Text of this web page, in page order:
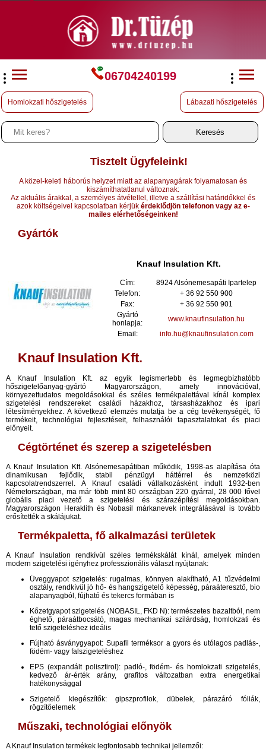
06704240199
Homlokzati hőszigetelés Lábazati hőszigetelés
Tisztelt Ügyfeleink!
A közel-keleti háborús helyzet miatt az alapanyagárak folyamatosan és
kiszámíthatatlanul változnak:
Az aktuális árakkal, a személyes átvétellel, illetve a szállítási határidőkkel és
azok költségeivel kapcsolatban kérjük érdeklődjön telefonon vagy az e-
mailes elérhetőségeinken!
Gyártók
Knauf Insulation Kft.
Cím:
8924 Alsónemesapáti Ipartelep
Telefon:
+ 36 92 550 900
Fax:
+ 36 92 550 901
Gyártó
honlapja:
www.knaufinsulation.hu
Email:
info.hu@knaufinsulation.com
Knauf Insulation Kft.
A Knauf Insulation Kft. az egyik legismertebb és legmegbízhatóbb
hőszigetelőanyag-gyártó Magyarországon, amely innovációval,
környezettudatos megoldásokkal és széles termékpalettával kínál komplex
szigetelési rendszereket családi házakhoz, társasházakhoz és ipari
létesítményekhez. A következő elemzés mutatja be a cég tevékenységét, fő
termékeit, technológiai fejlesztéseit, felhasználói tapasztalatokat és piaci
előnyeit.​
Cégtörténet és szerep a szigetelésben
A Knauf Insulation Kft. Alsónemesapátiban működik, 1998-as alapítása óta
dinamikusan fejlődik, stabil pénzügyi háttérrel és nemzetközi
kapcsolatrendszerrel. A Knauf családi vállalkozásként indult 1932-ben
Németországban, ma már több mint 80 országban 220 gyárral, 28 000 fővel
globális piaci vezető a szigetelési és szárazépítési megoldásokban.
Magyarországon Heraklith és Nobasil márkanevek integrálásával is tovább
erősítették a skálájukat.​
Termékpaletta, fő alkalmazási területek
A Knauf Insulation rendkívül széles termékskálát kínál, amelyek minden
modern szigetelési igényhez professzionális választ nyújtanak:​
Üveggyapot szigetelés: rugalmas, könnyen alakítható, A1 tűzvédelmi
osztály, rendkívül jó hő- és hangszigetelő képesség, páraáteresztő, bio
alapanyagból, fújható és tekercs formában is​​
Kőzetgyapot szigetelés (NOBASIL, FKD N): természetes bazaltból, nem
éghető, páraátbocsátó, magas mechanikai szilárdság, homlokzati és
tető szigeteléshez ideális​
Fújható ásványgyapot: Supafil terméksor a gyors és utólagos padlás-,
födém- vagy falszigeteléshez​
EPS (expandált polisztirol): padló-, födém- és homlokzati szigetelés,
kedvező ár-érték arány, grafitos változatban extra energetikai
hatékonysággal
Szigetelő kiegészítők: gipszprofilok, dübelek, párazáró fóliák,
rögzítőelemek
Műszaki, technológiai előnyök
A Knauf Insulation termékek legfontosabb technikai jellemzői: